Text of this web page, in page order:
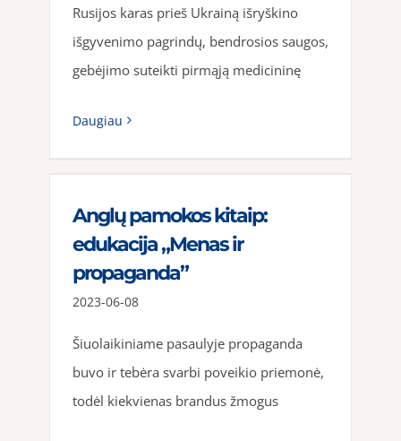
Rusijos karas prieš Ukrainą išryškino
išgyvenimo pagrindų, bendrosios saugos,
gebėjimo suteikti pirmąją medicininę
Daugiau
Anglų pamokos kitaip:
edukacija „Menas ir
propaganda”
2023-06-08
Šiuolaikiniame pasaulyje propaganda
buvo ir tebėra svarbi poveikio priemonė,
todėl kiekvienas brandus žmogus